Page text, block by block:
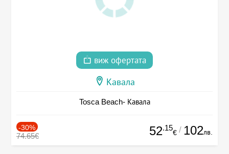
виж офертата
Кавала
Tosca Beach- Кавала
-30%
74.65€ 52.15
€ / 102лв.